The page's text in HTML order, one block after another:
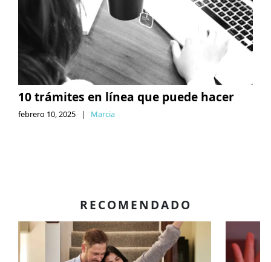
10 trámites en línea que puede hacer
febrero 10, 2025 | Marcia
RECOMENDADO